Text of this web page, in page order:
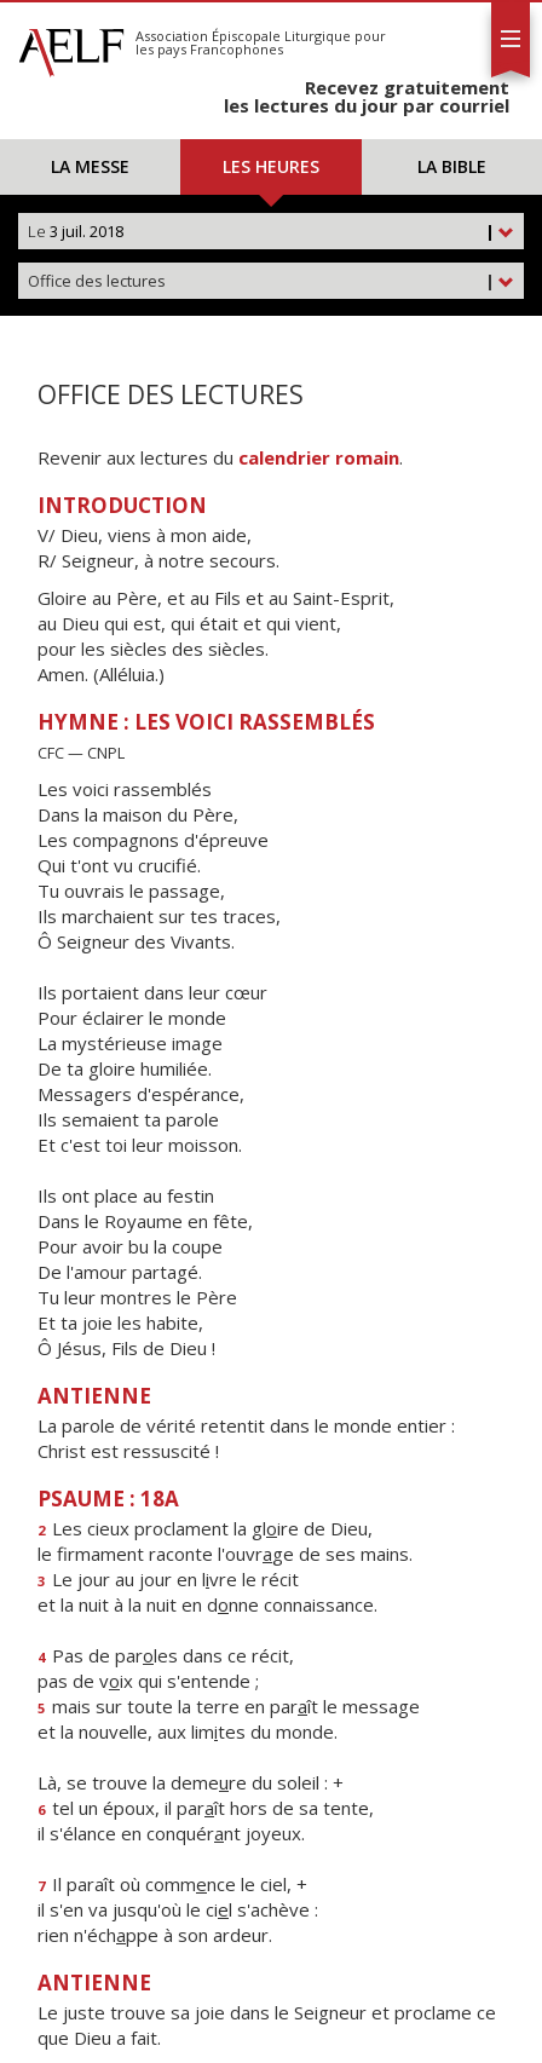
S'abonner
Calendrier
Association Épiscopale Liturgique pour
les pays Francophones
Recevez gratuitement
les lectures du jour par courriel
LA MESSE LES HEURES LA BIBLE
|
Le 3 juil. 2018
|
Office des lectures
OFFICE DES LECTURES
Revenir aux lectures du calendrier romain.
INTRODUCTION
V/ Dieu, viens à mon aide,
R/ Seigneur, à notre secours.
Gloire au Père, et au Fils et au Saint-Esprit,
au Dieu qui est, qui était et qui vient,
pour les siècles des siècles.
Amen. (Alléluia.)
HYMNE : LES VOICI RASSEMBLÉS
CFC — CNPL
Les voici rassemblés
Dans la maison du Père,
Les compagnons d'épreuve
Qui t'ont vu crucifié.
Tu ouvrais le passage,
Ils marchaient sur tes traces,
Ô Seigneur des Vivants.
Ils portaient dans leur cœur
Pour éclairer le monde
La mystérieuse image
De ta gloire humiliée.
Messagers d'espérance,
Ils semaient ta parole
Et c'est toi leur moisson.
Ils ont place au festin
Dans le Royaume en fête,
Pour avoir bu la coupe
De l'amour partagé.
Tu leur montres le Père
Et ta joie les habite,
Ô Jésus, Fils de Dieu !
ANTIENNE
La parole de vérité retentit dans le monde entier :
Christ est ressuscité !
PSAUME : 18A
2 Les cieux proclament la gloire de Dieu,
le firmament raconte l'ouvrage de ses mains.
3 Le jour au jour en livre le récit
et la nuit à la nuit en donne connaissance.
4 Pas de paroles dans ce récit,
pas de voix qui s'entende ;
5 mais sur toute la terre en paraît le message
et la nouvelle, aux limites du monde.
Là, se trouve la demeure du soleil : +
6 tel un époux, il paraît hors de sa tente,
il s'élance en conquérant joyeux.
7 Il paraît où commence le ciel, +
il s'en va jusqu'où le ciel s'achève :
rien n'échappe à son ardeur.
ANTIENNE
Le juste trouve sa joie dans le Seigneur et proclame ce
que Dieu a fait.